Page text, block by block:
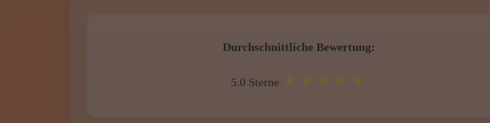
Durchschnittliche Bewertung:
5.0 Sterne ★★★★★